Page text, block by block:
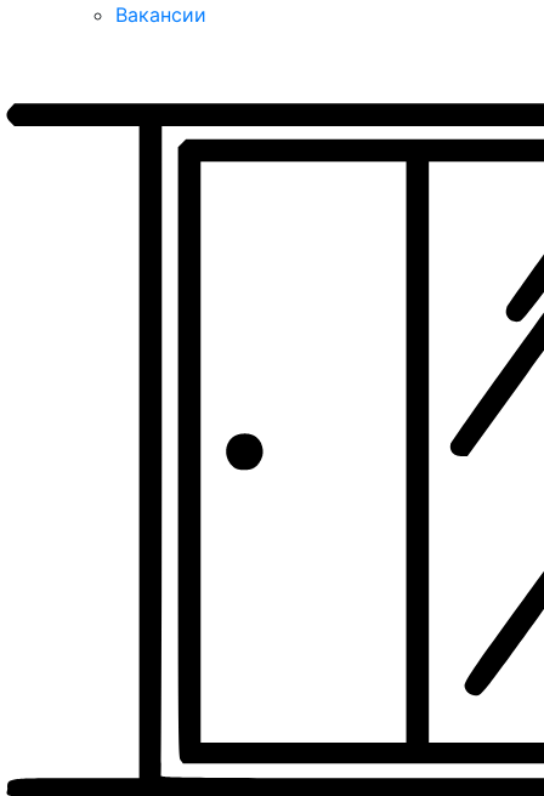
Вакансии